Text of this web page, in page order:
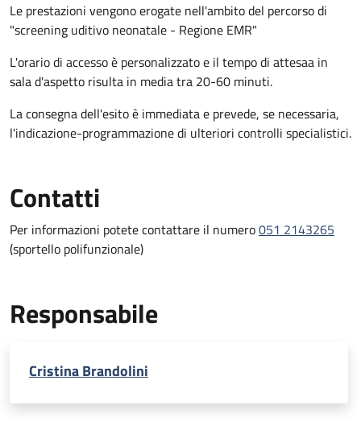
Le prestazioni vengono erogate nell'ambito del percorso di
"screening uditivo neonatale - Regione EMR"
L'orario di accesso è personalizzato e il tempo di attesaa in
sala d'aspetto risulta in media tra 20-60 minuti.
La consegna dell'esito è immediata e prevede, se necessaria,
l'indicazione-programmazione di ulteriori controlli specialistici.
Contatti
Per informazioni potete contattare il numero051 2143265
(sportello polifunzionale)
Responsabile
Cristina Brandolini